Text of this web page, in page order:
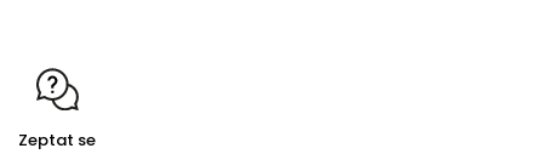
Zeptat se